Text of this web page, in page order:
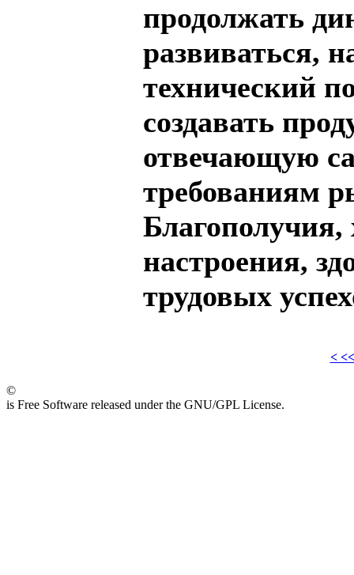
продолжать
развиваться,
технический
создавать
отвечающую
требованиям
Благополучия,
настроения,
трудовых
< <<
©
is Free Software released under the GNU/GPL License.